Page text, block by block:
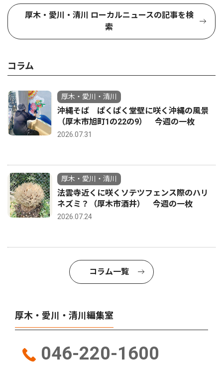
厚木・愛川・清川 ローカルニュースの記事を検
索
コラム
厚木・愛川・清川
沖縄そば ぱくぱく堂壁に咲く沖縄の風景
（厚木市旭町1の22の9） 今週の一枚
2026.07.31
厚木・愛川・清川
法雲寺近くに咲くソテツフェンス際のハリ
ネズミ？（厚木市酒井） 今週の一枚
2026.07.24
コラム一覧
厚木・愛川・清川編集室
046-220-1600